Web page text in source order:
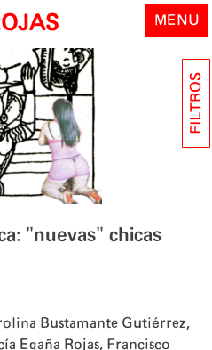
MENU
"nuevas" chicas
Bustamante Gutiérrez,
Egaña Rojas, Francisco
FILTROS